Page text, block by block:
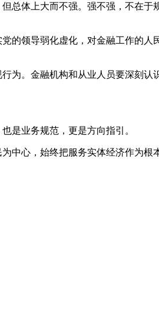
体上大而不强。强不强，不在于
领导弱化虚化，对金融工作的人
。金融机构和从业人员要深刻认
是业务规范，更是方向指引。
心，始终把服务实体经济作为根